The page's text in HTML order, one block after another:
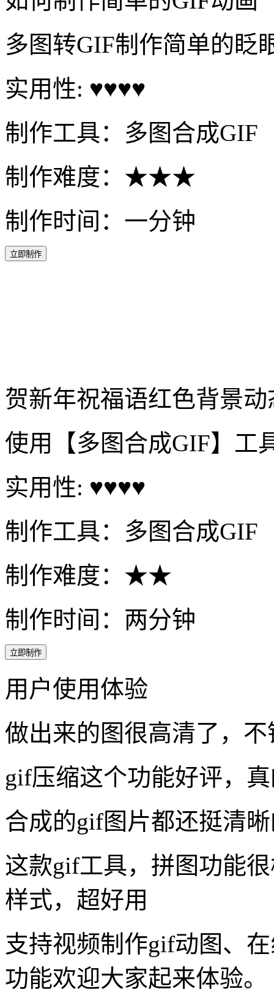
多图转GIF制作简单的眨
实用性: ♥♥♥♥
制作工具：多图合成GIF
制作难度：★★★
制作时间：一分钟
立即制作
贺新年祝福语红色背景动
使用【多图合成GIF】工
实用性: ♥♥♥♥
制作工具：多图合成GIF
制作难度：★★
制作时间：两分钟
立即制作
用户使用体验
做出来的图很高清了，不
gif压缩这个功能好评，
合成的gif图片都还挺清
这款gif工具，拼图功能
样式，超好用
支持视频制作gif动图、
功能欢迎大家起来体验。